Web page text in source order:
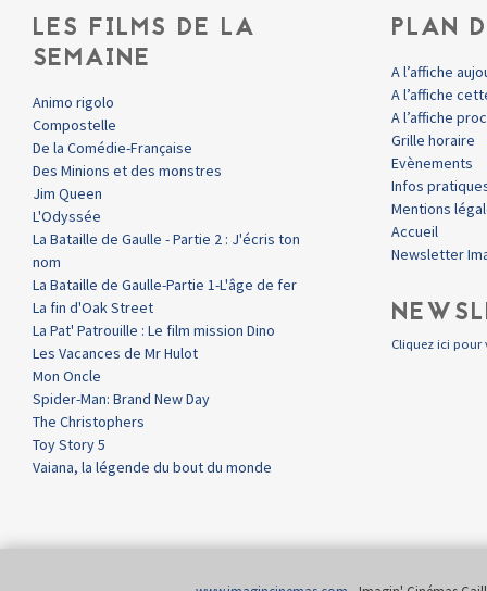
LES FILMS DE LA
SEMAINE
Animo rigolo
Compostelle
De la Comédie-Française
Des Minions et des monstres
Jim Queen
L'Odyssée
La Bataille de Gaulle - Partie 2 : J'écris ton
nom
La Bataille de Gaulle-Partie 1-L'âge de fer
La fin d'Oak Street
La Pat' Patrouille : Le film mission Dino
Les Vacances de Mr Hulot
Mon Oncle
Spider-Man: Brand New Day
The Christophers
Toy Story 5
Vaiana, la légende du bout du monde
PLAN
A l’affiche
A l’affiche
A l’affiche
Grille horaire
Evènements
Infos
Mentions
Accueil
Newsletter
Cliquez ici pour